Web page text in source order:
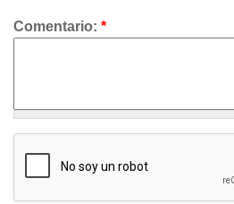
Comentario: *